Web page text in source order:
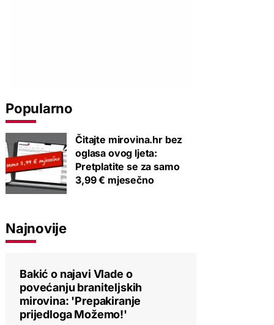
Popularno
Čitajte mirovina.hr bez
oglasa ovog ljeta:
Pretplatite se za samo
3,99 € mjesečno
Najnovije
Bakić o najavi Vlade o
povećanju braniteljskih
mirovina: 'Prepakiranje
prijedloga Možemo!'